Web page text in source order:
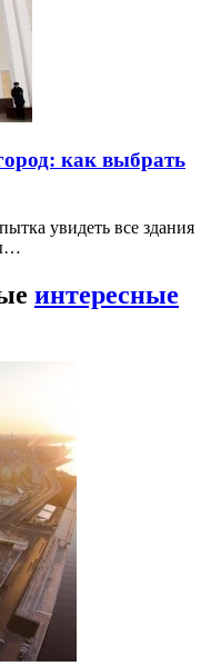
как выбрать
увидеть все здания
интересные